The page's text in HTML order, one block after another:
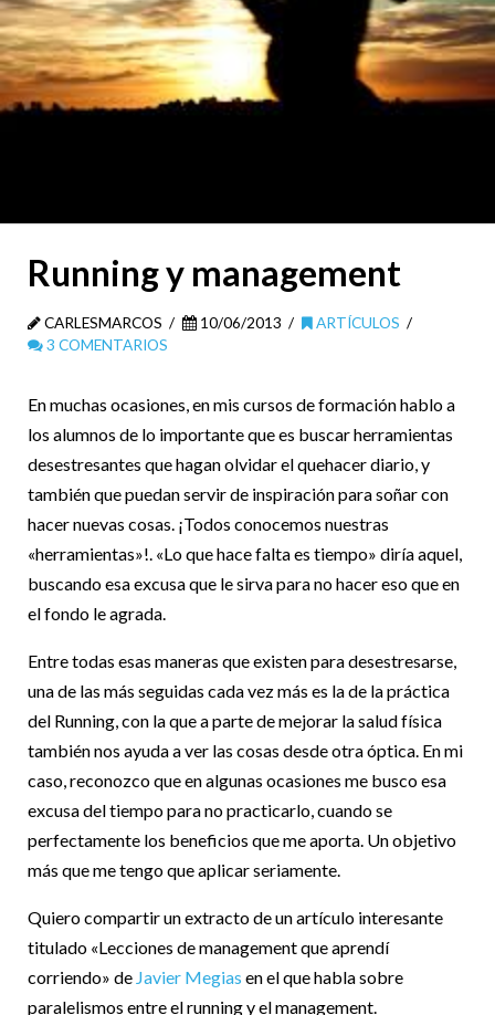
Running y management
CARLESMARCOS 10/06/2013
ARTÍCULOS
3 COMENTARIOS
En muchas ocasiones, en mis cursos de formación hablo a
los alumnos de lo importante que es buscar herramientas
desestresantes que hagan olvidar el quehacer diario, y
también que puedan servir de inspiración para soñar con
hacer nuevas cosas. ¡Todos conocemos nuestras
«herramientas»!. «Lo que hace falta es tiempo» diría aquel,
buscando esa excusa que le sirva para no hacer eso que en
el fondo le agrada.
Entre todas esas maneras que existen para desestresarse,
una de las más seguidas cada vez más es la de la práctica
del Running, con la que a parte de mejorar la salud física
también nos ayuda a ver las cosas desde otra óptica. En mi
caso, reconozco que en algunas ocasiones me busco esa
excusa del tiempo para no practicarlo, cuando se
perfectamente los beneficios que me aporta. Un objetivo
más que me tengo que aplicar seriamente.
Quiero compartir un extracto de un artículo interesante
titulado «Lecciones de management que aprendí
corriendo» de Javier Megias en el que habla sobre
paralelismos entre el running y el management.